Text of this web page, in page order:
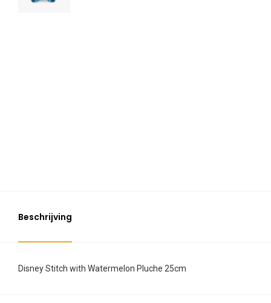
Beschrijving
Disney Stitch with Watermelon Pluche 25cm